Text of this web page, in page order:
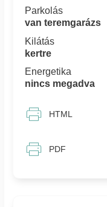
Parkolás
van teremgarázs
Kilátás
kertre
Energetika
nincs megadva
HTML
PDF